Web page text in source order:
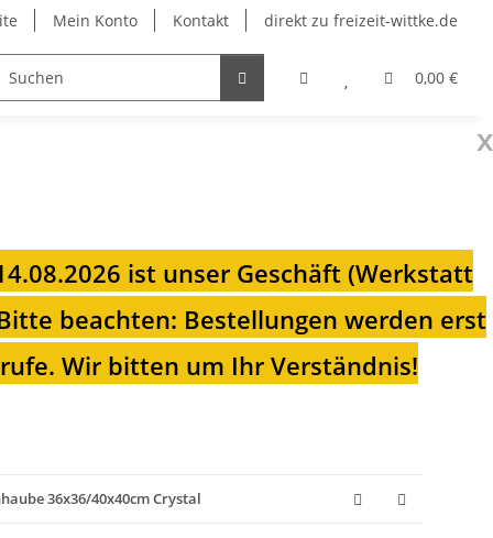
Mein Konto Kontakt direkt zu freizeit-wittke.de
0,00 €
Heizungen für Ihren
x
ist unser Geschäft (Werkstatt
beachten: Bestellungen werden erst
Wir bitten um Ihr Verständnis!
36x36/40x40cm Crystal